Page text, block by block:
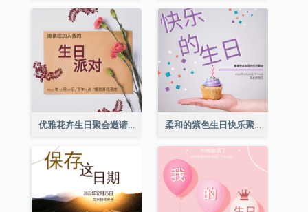
优雅花卉生日聚会邀请函 柔和的紫色生日快乐聚会请柬